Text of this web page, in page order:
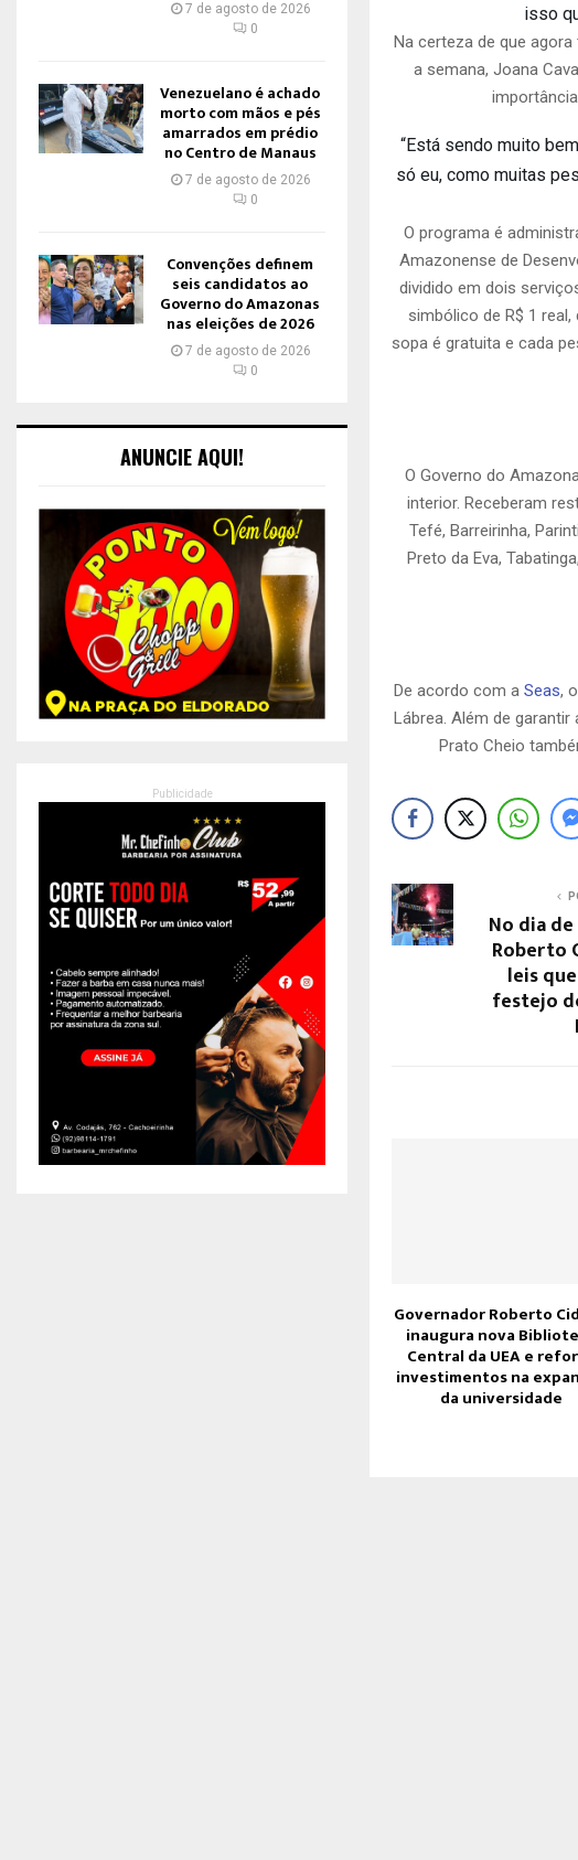
isso
Na certeza de que
a semana, Joana
“Está sendo muito
só eu, como muitas
O programa é
Amazonense de
dividido em dois
simbólico de R$ 1
sopa é gratuita e cada
O Governo do
interior. Receberam
Tefé, Barreirinha,
Preto da Eva,
De acordo com aSeas,
Lábrea. Além de
Prato Cheio
No dia
Roberto
leis
festejo
Governador Roberto
inaugura nova
Central da UEA e
investimentos na
da universidade
7 de agosto de 2026
0
Venezuelano é achado
morto com mãos e pés
amarrados em prédio
no Centro de Manaus
7 de agosto de 2026
0
Convenções definem
seis candidatos ao
Governo do Amazonas
nas eleições de 2026
7 de agosto de 2026
0
ANUNCIE AQUI!
Publicidade